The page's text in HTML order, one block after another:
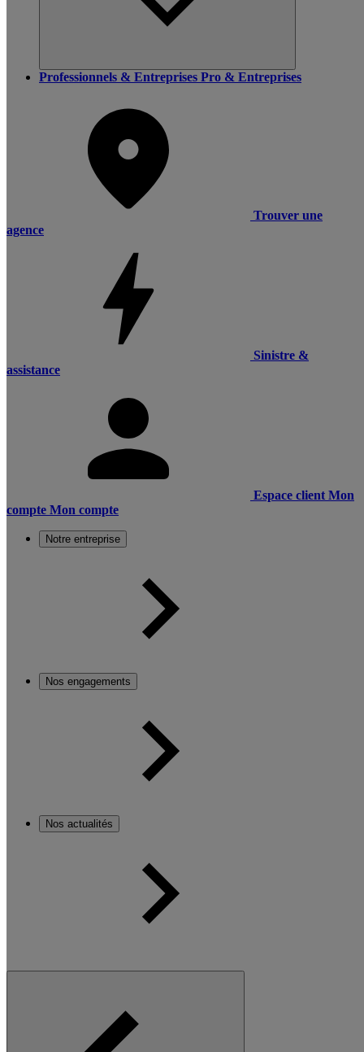
Professionnels & Entreprises Pro & Entreprises
Trouver une
agence
Sinistre &
assistance
Espace client Mon
compte Mon compte
Notre entreprise
Nos engagements
Nos actualités